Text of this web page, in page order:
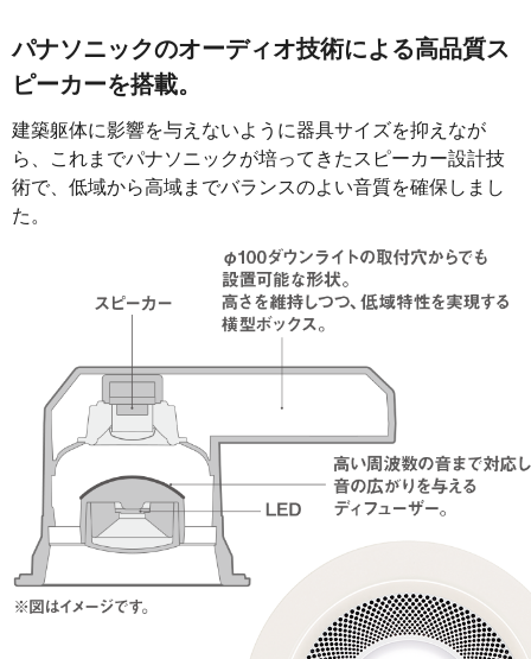
パナソニックのオーディオ技術による高品質ス
ピーカーを搭載。
建築躯体に影響を与えないように器具サイズを抑えなが
ら、これまでパナソニックが培ってきたスピーカー設計技
術で、低域から高域までバランスのよい音質を確保しまし
た。